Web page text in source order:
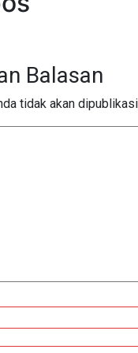
Balasan
tidak akan